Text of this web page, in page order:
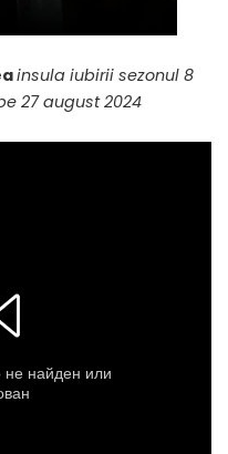
insula iubirii sezonul 8
27 august 2024